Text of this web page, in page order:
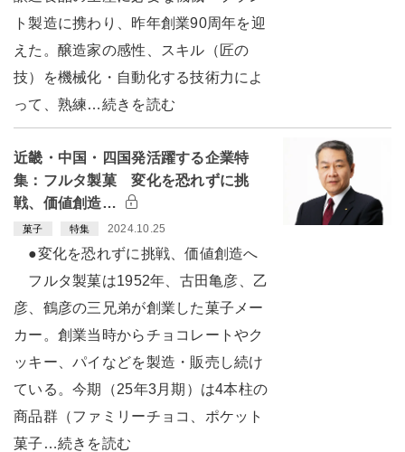
ト製造に携わり、昨年創業90周年を迎
えた。醸造家の感性、スキル（匠の
技）を機械化・自動化する技術力によ
って、熟練…続きを読む
近畿・中国・四国発活躍する企業特
集：フルタ製菓 変化を恐れずに挑
戦、価値創造…
菓子 特集 2024.10.25
●変化を恐れずに挑戦、価値創造へ
フルタ製菓は1952年、古田亀彦、乙
彦、鶴彦の三兄弟が創業した菓子メー
カー。創業当時からチョコレートやク
ッキー、パイなどを製造・販売し続け
ている。今期（25年3月期）は4本柱の
商品群（ファミリーチョコ、ポケット
菓子…続きを読む